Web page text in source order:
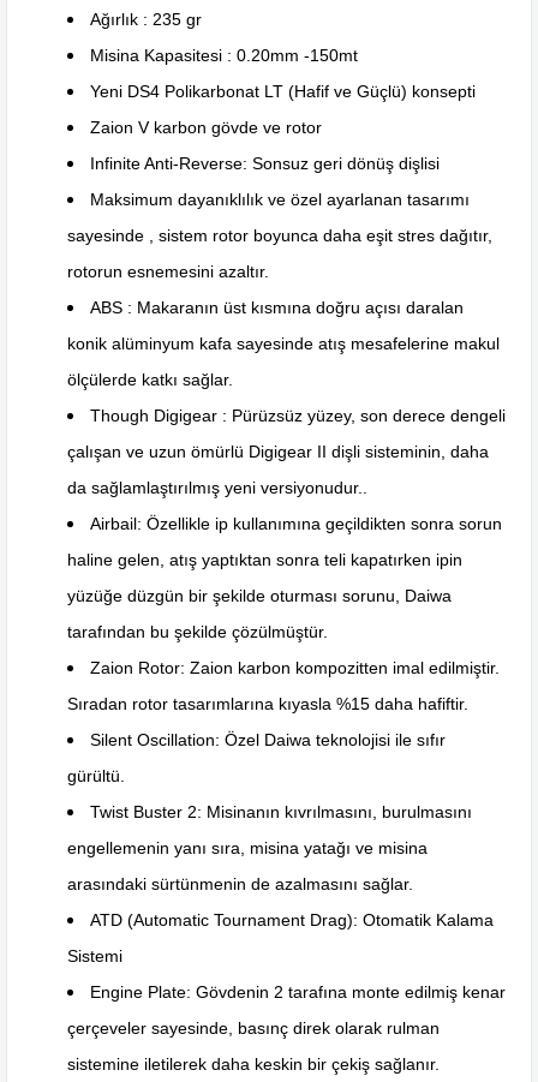
Ağırlık : 235 gr
Misina Kapasitesi : 0.20mm -150mt
Yeni DS4 Polikarbonat LT (Hafif ve Güçlü) konsepti
Zaion V karbon gövde ve rotor
Infinite Anti-Reverse: Sonsuz geri dönüş dişlisi
Maksimum dayanıklılık ve özel ayarlanan tasarımı
sayesinde , sistem rotor boyunca daha eşit stres dağıtır,
rotorun esnemesini azaltır.
ABS : Makaranın üst kısmına doğru açısı daralan
konik alüminyum kafa sayesinde atış mesafelerine makul
ölçülerde katkı sağlar.
Though Digigear : Pürüzsüz yüzey, son derece dengeli
çalışan ve uzun ömürlü Digigear II dişli sisteminin, daha
da sağlamlaştırılmış yeni versiyonudur..
Airbail: Özellikle ip kullanımına geçildikten sonra sorun
haline gelen, atış yaptıktan sonra teli kapatırken ipin
yüzüğe düzgün bir şekilde oturması sorunu, Daiwa
tarafından bu şekilde çözülmüştür.
Zaion Rotor: Zaion karbon kompozitten imal edilmiştir.
Sıradan rotor tasarımlarına kıyasla %15 daha hafiftir.
Silent Oscillation: Özel Daiwa teknolojisi ile sıfır
gürültü.
Twist Buster 2: Misinanın kıvrılmasını, burulmasını
engellemenin yanı sıra, misina yatağı ve misina
arasındaki sürtünmenin de azalmasını sağlar.
ATD (Automatic Tournament Drag): Otomatik Kalama
Sistemi
Engine Plate: Gövdenin 2 tarafına monte edilmiş kenar
çerçeveler sayesinde, basınç direk olarak rulman
sistemine iletilerek daha keskin bir çekiş sağlanır.